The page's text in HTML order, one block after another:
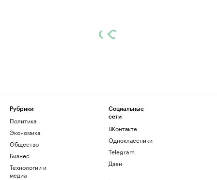
Рубрики
Политика
Экономика
Общество
Бизнес
Технологии и
медиа
Социальные
сети
ВКонтакте
Одноклассники
Telegram
Дзен